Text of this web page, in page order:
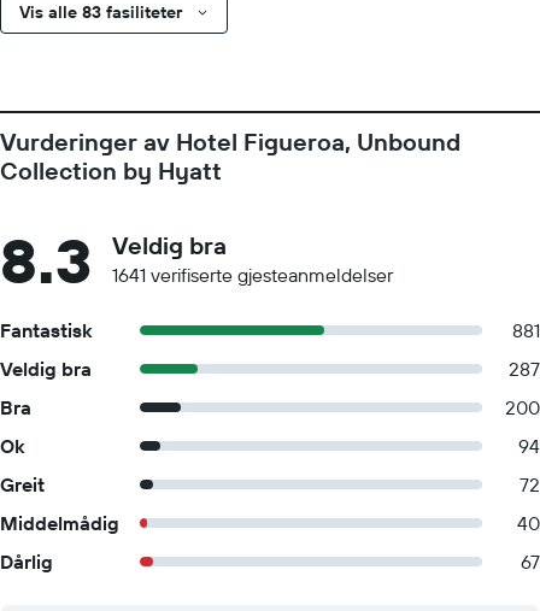
Vis alle 83 fasiliteter
Vurderinger av Hotel Figueroa, Unbound
Collection by Hyatt
8.3 Veldig bra
1641 verifiserte gjesteanmeldelser
Fantastisk
881
Veldig bra
287
Bra
200
Ok
94
Greit
72
Middelmådig
40
Dårlig
67